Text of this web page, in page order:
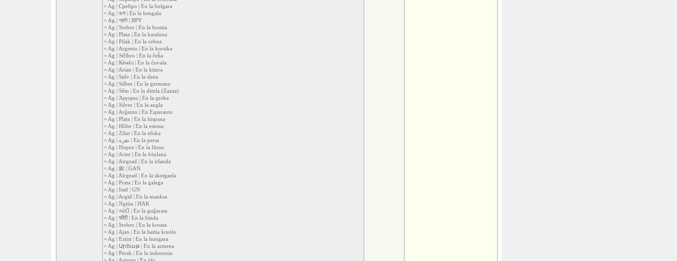
= Ag | Сребро | En la bulgara
= Ag | রূপা | En la bengala
= Ag | প্রাটা | BPY
= Ag | Srebro | En la bosnia
= Ag | Plata | En la kataluna
= Ag | Pilak | En la cebua
= Ag | Argentu | En la korsika
= Ag | Stříbro | En la ĉeĥa
= Ag | Кĕмĕл | En la ĉuvaŝa
= Ag | Arian | En la kimra
= Ag | Sølv | En la dana
= Ag | Silber | En la germana
= Ag | Sêm | En la dimla (Zazaa)
= Ag | Άργυρος | En la greka
= Ag | Silver | En la angla
= Ag | Arĝento | En Esperanto
= Ag | Plata | En la hispana
= Ag | Hõbe | En la estona
= Ag | Zilar | En la eŭska
= Ag | نقره | En la persa
= Ag | Hopea | En la finna
= Ag | Arint | En la friulana
= Ag | Airgead | En la irlanda
= Ag | 銀 | GAN
= Ag | Airgead | En la skotgaela
= Ag | Prata | En la galega
= Ag | Itatĩ | GN
= Ag | Argid | En la manksa
= Ag | Ngiùn | HAK
= Ag | ચાંદી | En la guĝarata
= Ag | चाँदी | En la hinda
= Ag | Srebro | En la kroata
= Ag | Ajan | En la haitia kreolo
= Ag | Ezüst | En la hungara
= Ag | Արծաթ | En la armena
= Ag | Perak | En la indonezia